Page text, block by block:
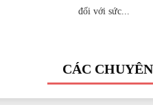
đối với sức...
CÁC